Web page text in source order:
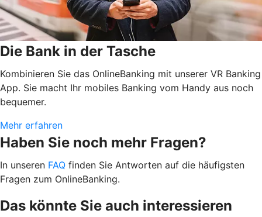
Die Bank in der Tasche
Kombinieren Sie das OnlineBanking mit unserer VR Banking
App. Sie macht Ihr mobiles Banking vom Handy aus noch
bequemer.
Mehr erfahren
Haben Sie noch mehr Fragen?
In unseren FAQ finden Sie Antworten auf die häufigsten
Fragen zum OnlineBanking.
Das könnte Sie auch interessieren